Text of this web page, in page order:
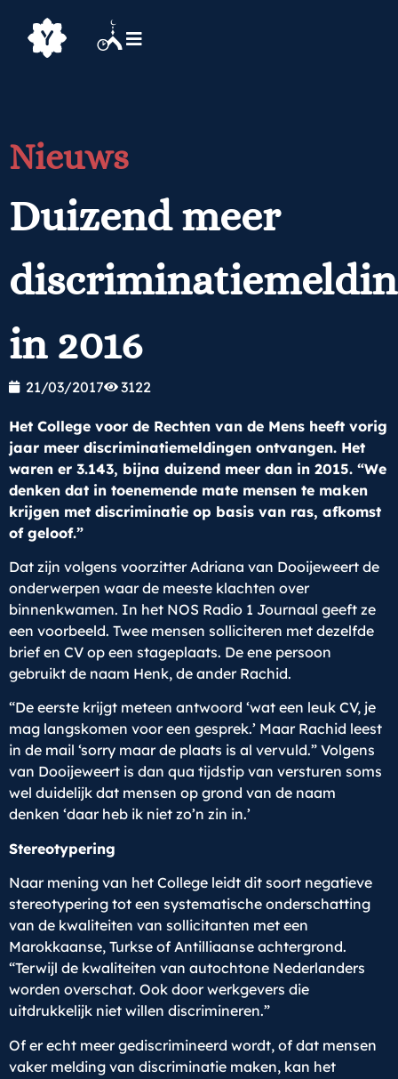
Nieuws
Duizend meer
in 2016
21/03/2017 3122
Het College voor de Rechten van de Mens heeft vorig
jaar meer discriminatiemeldingen ontvangen. Het
waren er 3.143, bijna duizend meer dan in 2015. “We
denken dat in toenemende mate mensen te maken
krijgen met discriminatie op basis van ras, afkomst
of geloof.”
Dat zijn volgens voorzitter Adriana van Dooijeweert de
onderwerpen waar de meeste klachten over
binnenkwamen. In het NOS Radio 1 Journaal geeft ze
een voorbeeld. Twee mensen solliciteren met dezelfde
brief en CV op een stageplaats. De ene persoon
gebruikt de naam Henk, de ander Rachid.
“De eerste krijgt meteen antwoord ‘wat een leuk CV, je
mag langskomen voor een gesprek.’ Maar Rachid leest
in de mail ‘sorry maar de plaats is al vervuld.” Volgens
van Dooijeweert is dan qua tijdstip van versturen soms
wel duidelijk dat mensen op grond van de naam
denken ‘daar heb ik niet zo’n zin in.’
Stereotypering
Naar mening van het College leidt dit soort negatieve
stereotypering tot een systematische onderschatting
van de kwaliteiten van sollicitanten met een
Marokkaanse, Turkse of Antilliaanse achtergrond.
“Terwijl de kwaliteiten van autochtone Nederlanders
worden overschat. Ook door werkgevers die
uitdrukkelijk niet willen discrimineren.”
Of er echt meer gediscrimineerd wordt, of dat mensen
vaker melding van discriminatie maken, kan het